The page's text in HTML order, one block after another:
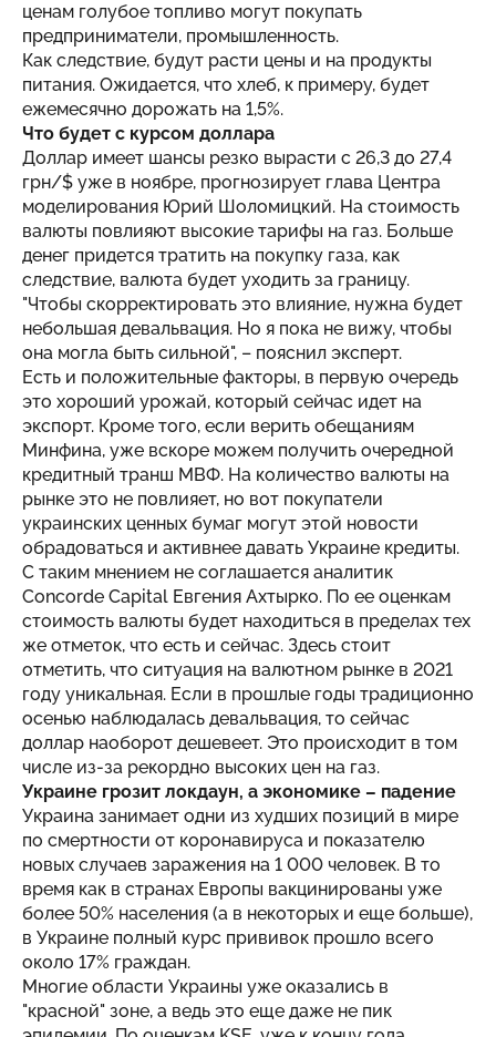
ценам голубое топливо могут покупать
предприниматели, промышленность.
Как следствие, будут расти цены и на продукты
питания. Ожидается, что хлеб, к примеру, будет
ежемесячно дорожать на 1,5%.
Что будет с курсом доллара
Доллар имеет шансы резко вырасти с 26,3 до 27,4
грн/$ уже в ноябре, прогнозирует глава Центра
моделирования Юрий Шоломицкий. На стоимость
валюты повлияют высокие тарифы на газ. Больше
денег придется тратить на покупку газа, как
следствие, валюта будет уходить за границу.
"Чтобы скорректировать это влияние, нужна будет
небольшая девальвация. Но я пока не вижу, чтобы
она могла быть сильной", – пояснил эксперт.
Есть и положительные факторы, в первую очередь
это хороший урожай, который сейчас идет на
экспорт. Кроме того, если верить обещаниям
Минфина, уже вскоре можем получить очередной
кредитный транш МВФ. На количество валюты на
рынке это не повлияет, но вот покупатели
украинских ценных бумаг могут этой новости
обрадоваться и активнее давать Украине кредиты.
С таким мнением не соглашается аналитик
Concorde Capital Евгения Ахтырко. По ее оценкам
стоимость валюты будет находиться в пределах тех
же отметок, что есть и сейчас. Здесь стоит
отметить, что ситуация на валютном рынке в 2021
году уникальная. Если в прошлые годы традиционно
осенью наблюдалась девальвация, то сейчас
доллар наоборот дешевеет. Это происходит в том
числе из-за рекордно высоких цен на газ.
Украине грозит локдаун, а экономике – падение
Украина занимает одни из худших позиций в мире
по смертности от коронавируса и показателю
новых случаев заражения на 1 000 человек. В то
время как в странах Европы вакцинированы уже
более 50% населения (а в некоторых и еще больше),
в Украине полный курс прививок прошло всего
около 17% граждан.
Многие области Украины уже оказались в
"красной" зоне, а ведь это еще даже не пик